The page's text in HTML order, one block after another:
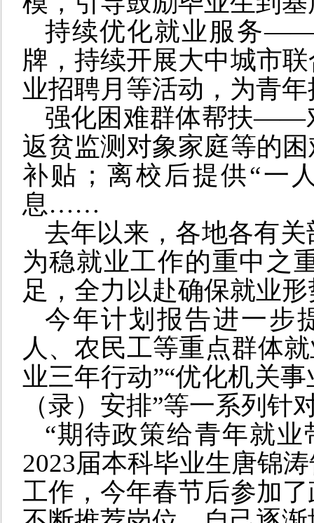
持续优化就业服务
牌，持续开展大中城市
业招聘月等活动，为青
强化困难群体帮扶——
返贫监测对象家庭等的
补贴；离校后提供“一
息……
去年以来，各地各有
为稳就业工作的重中之
足，全力以赴确保就业
今年计划报告进一步
人、农民工等重点群体
业三年行动”“优化机关
（录）安排”等一系列针
“期待政策给青年就
2023届本科毕业生唐锦
工作，今年春节后参加